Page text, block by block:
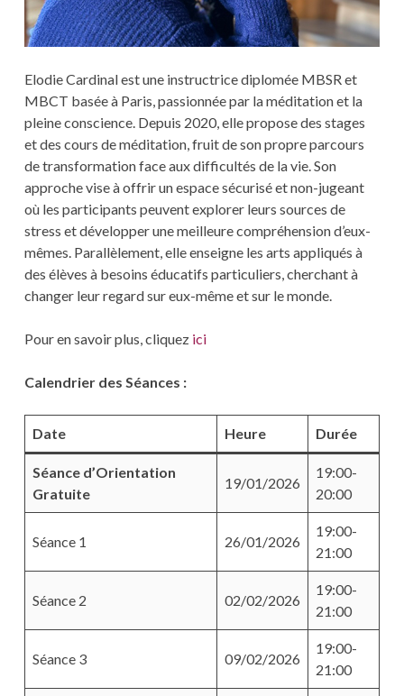
Elodie Cardinal est une instructrice diplomée MBSR et
MBCT basée à Paris, passionnée par la méditation et la
pleine conscience. Depuis 2020, elle propose des stages
et des cours de méditation, fruit de son propre parcours
de transformation face aux difficultés de la vie. Son
approche vise à offrir un espace sécurisé et non-jugeant
où les participants peuvent explorer leurs sources de
stress et développer une meilleure compréhension d’eux-
mêmes. Parallèlement, elle enseigne les arts appliqués à
des élèves à besoins éducatifs particuliers, cherchant à
changer leur regard sur eux-même et sur le monde.
Pour en savoir plus, cliquez ici
Calendrier des Séances :
Date Heure Durée
Séance d’Orientation
Gratuite
19/01/2026
19:00-
20:00
Séance 1 26/01/2026
19:00-
21:00
Séance 2 02/02/2026
19:00-
21:00
Séance 3 09/02/2026
19:00-
21:00